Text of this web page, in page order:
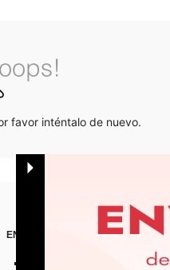
favor inténtalo de nuevo.
ENCUÉNTRANOS EN